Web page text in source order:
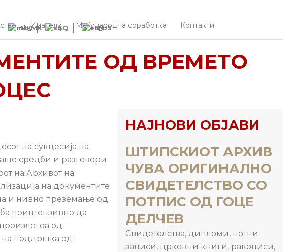
MK SQ EN
Иматели Меѓународна соработка Контакти
ОД ВРЕМЕТО
на сукцесија на
средби и разговори
на Архивот на
на документите
и нивно преземање од
поинтензивно да
од
поддршка од
НАЈНОВИ ОБЈАВИ
ШТИПСКИОТ АРХИВ
ЧУВА ОРИГИНАЛНО
СВИДЕТЕЛСТВО СО
ПОТПИС ОД ГОЦЕ
ДЕЛЧЕВ
Свидетелства, дипломи, нотни
записи, црковни книги, ракописи,